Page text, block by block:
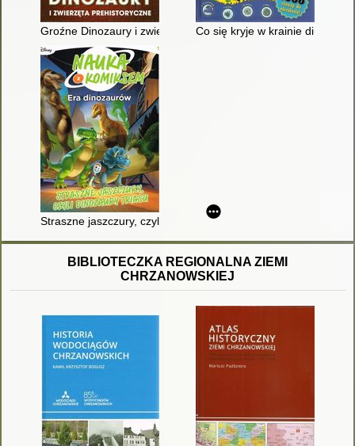
Groźne Dinozaury i zwierzęta prehistoryczne
Co się kryje w krainie
Straszne jaszczury, czyli Dinozaury triasu
BIBLIOTECZKA REGIONALNA ZIEMI
CHRZANOWSKIEJ